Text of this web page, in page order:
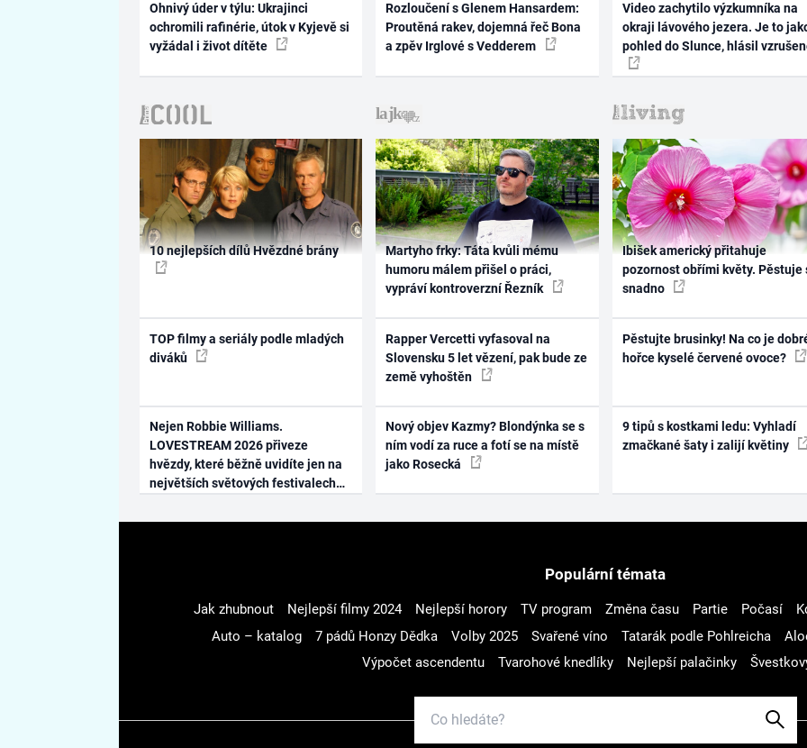
Ohnivý úder v týlu: Ukrajinci
ochromili rafinérie, útok v Kyjevě si
vyžádal i život dítěte
Rozloučení s Glenem Hansardem:
Proutěná rakev, dojemná řeč Bona
a zpěv Irglové s Vedderem
Video zachytilo výzkumníka na
okraji lávového jezera. Je to
pohled do Slunce, hlásil
10 nejlepších dílů Hvězdné brány
TOP filmy a seriály podle mladých
diváků
Nejen Robbie Williams.
LOVESTREAM 2026 přiveze
hvězdy, které běžně uvidíte jen na
největších světových festivalech
Martyho frky: Táta kvůli mému
humoru málem přišel o práci,
vypráví kontroverzní Řezník
Rapper Vercetti vyfasoval na
Slovensku 5 let vězení, pak bude ze
země vyhoštěn
Nový objev Kazmy? Blondýnka se s
ním vodí za ruce a fotí se na místě
jako Rosecká
Ibišek americký přitahuje
pozornost obřími květy. Pěstuje
snadno
Pěstujte brusinky! Na co je
hořce kyselé červené ovoce?
9 tipů s kostkami ledu: Vyhladí
zmačkané šaty i zalijí květiny
Populární témata
Jak zhubnout Nejlepší filmy 2024 Nejlepší horory TV program Změna času Partie Počasí
Auto – katalog
7 pádů Honzy Dědka Volby 2025 Svařené víno Tatarák podle Pohlreicha
Výpočet ascendentu
Tvarohové knedlíky Nejlepší palačinky